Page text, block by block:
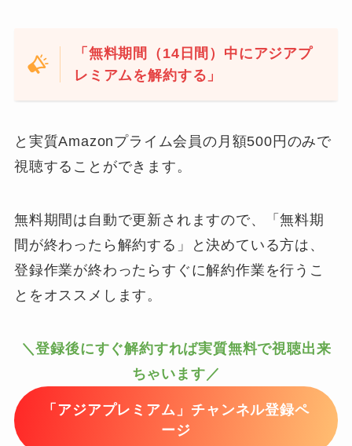
「無料期間（14日間）中にアジアプ
レミアムを解約する」
と実質Amazonプライム会員の月額500円のみで
視聴することができます。
無料期間は自動で更新されますので、「無料期
間が終わったら解約する」と決めている方は、
登録作業が終わったらすぐに解約作業を行うこ
とをオススメします。
＼登録後にすぐ解約すれば実質無料で視聴出来
ちゃいます／
「アジアプレミアム」チャンネル登録ペ
ージ